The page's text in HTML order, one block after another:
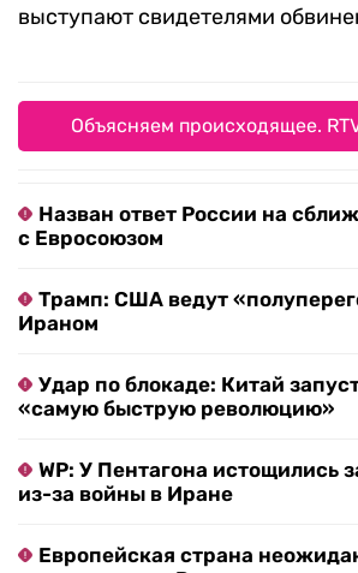
выступают свидетелями
Объясняем происходящее.
Назван ответ России на
с Евросоюзом
Трамп: США ведут
Ираном
Удар по блокаде: Китай
«самую быструю революцию»
WP: У Пентагона истощились
из-за войны в Иране
Европейская страна